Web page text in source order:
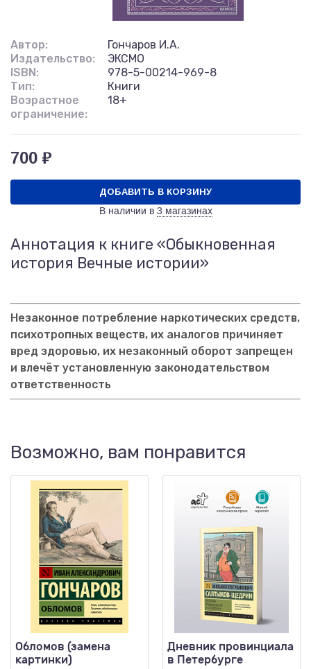
Автор:
Гончаров И.А.
Издательство:
ЭКСМО
ISBN:
978-5-00214-969-8
Тип:
Книги
Возрастное
ограничение:
18+
700 ₽
ДОБАВИТЬ В КОРЗИНУ
В наличии в 3 магазинах
Аннотация к книге «Обыкновенная
история Вечные истории»
Незаконное потребление наркотических средств,
психотропных веществ, их аналогов причиняет
вред здоровью, их незаконный оборот запрещен
и влечёт установленную законодательством
ответственность
Возможно, вам понравится
Обломов (замена
картинки)
Дневник провинциала
в Петербурге